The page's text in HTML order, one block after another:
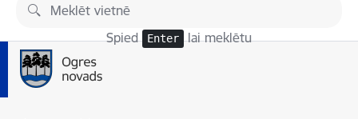
Pāriet uz lapas saturu
Spied Enter lai meklētu